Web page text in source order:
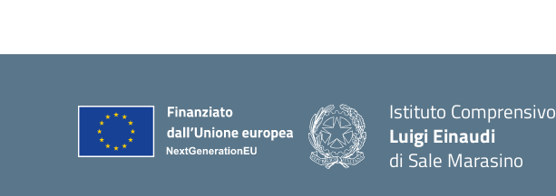
Istituto Comprensivo
Luigi Einaudi
di Sale Marasino